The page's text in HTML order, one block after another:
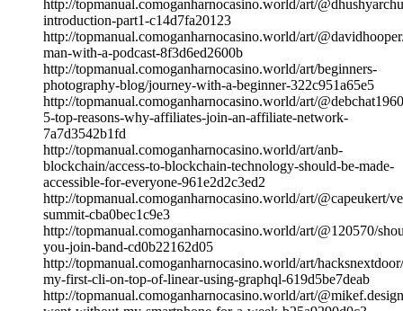
http://topmanual.comoganharnocasino.world/art/
introduction-part1-c14d7fa20123
http://topmanual.comoganharnocasino.world/art/
man-with-a-podcast-8f3d6ed2600b
http://topmanual.comoganharnocasino.world/art/beginners-
photography-blog/journey-with-a-beginner-322c951a65e5
http://topmanual.comoganharnocasino.world/art/
5-top-reasons-why-affiliates-join-an-affiliate-network-
7a7d3542b1fd
http://topmanual.comoganharnocasino.world/art/anb-
blockchain/access-to-blockchain-technology-should-be-made-
accessible-for-everyone-961e2d2c3ed2
http://topmanual.comoganharnocasino.world/art/@capeukert/
summit-cba0bec1c9e3
http://topmanual.comoganharnocasino.world/art/@120570/
you-join-band-cd0b22162d05
http://topmanual.comoganharnocasino.world/art/
my-first-cli-on-top-of-linear-using-graphql-619d5be7deab
http://topmanual.comoganharnocasino.world/art/